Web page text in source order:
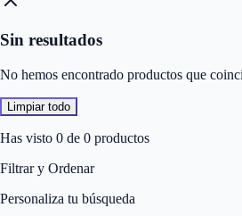
Sin resultados
No hemos encontrado productos que
Limpiar todo
Has visto 0 de 0 productos
Filtrar y Ordenar
Personaliza tu búsqueda